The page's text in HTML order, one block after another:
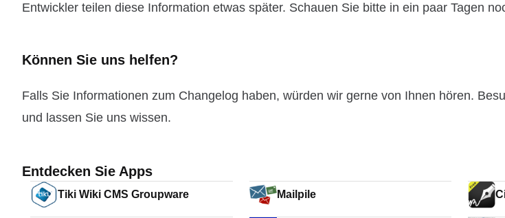
Entwickler teilen diese Information etwas später. Schauen Sie bitte in ein paar Tagen
Können Sie uns helfen?
Falls Sie Informationen zum Changelog haben, würden wir gerne von Ihnen hören.
und lassen Sie uns wissen.
Entdecken Sie Apps
Tiki Wiki CMS Groupware Mailpile